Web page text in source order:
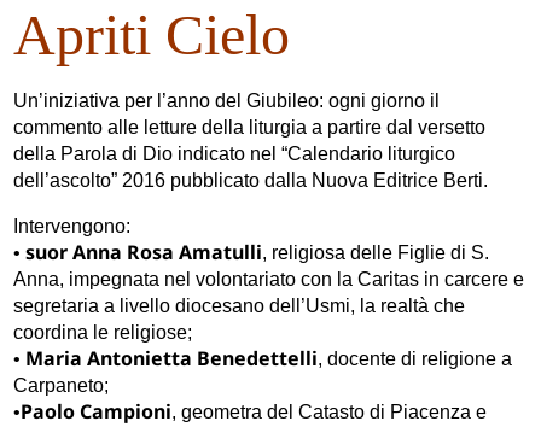
Apriti Cielo
Un’iniziativa per l’anno del Giubileo: ogni giorno il
commento alle letture della liturgia a partire dal versetto
della Parola di Dio indicato nel “Calendario liturgico
dell’ascolto” 2016 pubblicato dalla Nuova Editrice Berti.
Intervengono:
•suor Anna Rosa Amatulli, religiosa delle Figlie di S.
Anna, impegnata nel volontariato con la Caritas in carcere e
segretaria a livello diocesano dell’Usmi, la realtà che
coordina le religiose;
• Maria Antonietta Benedettelli, docente di religione a
Carpaneto;
•Paolo Campioni, geometra del Catasto di Piacenza e